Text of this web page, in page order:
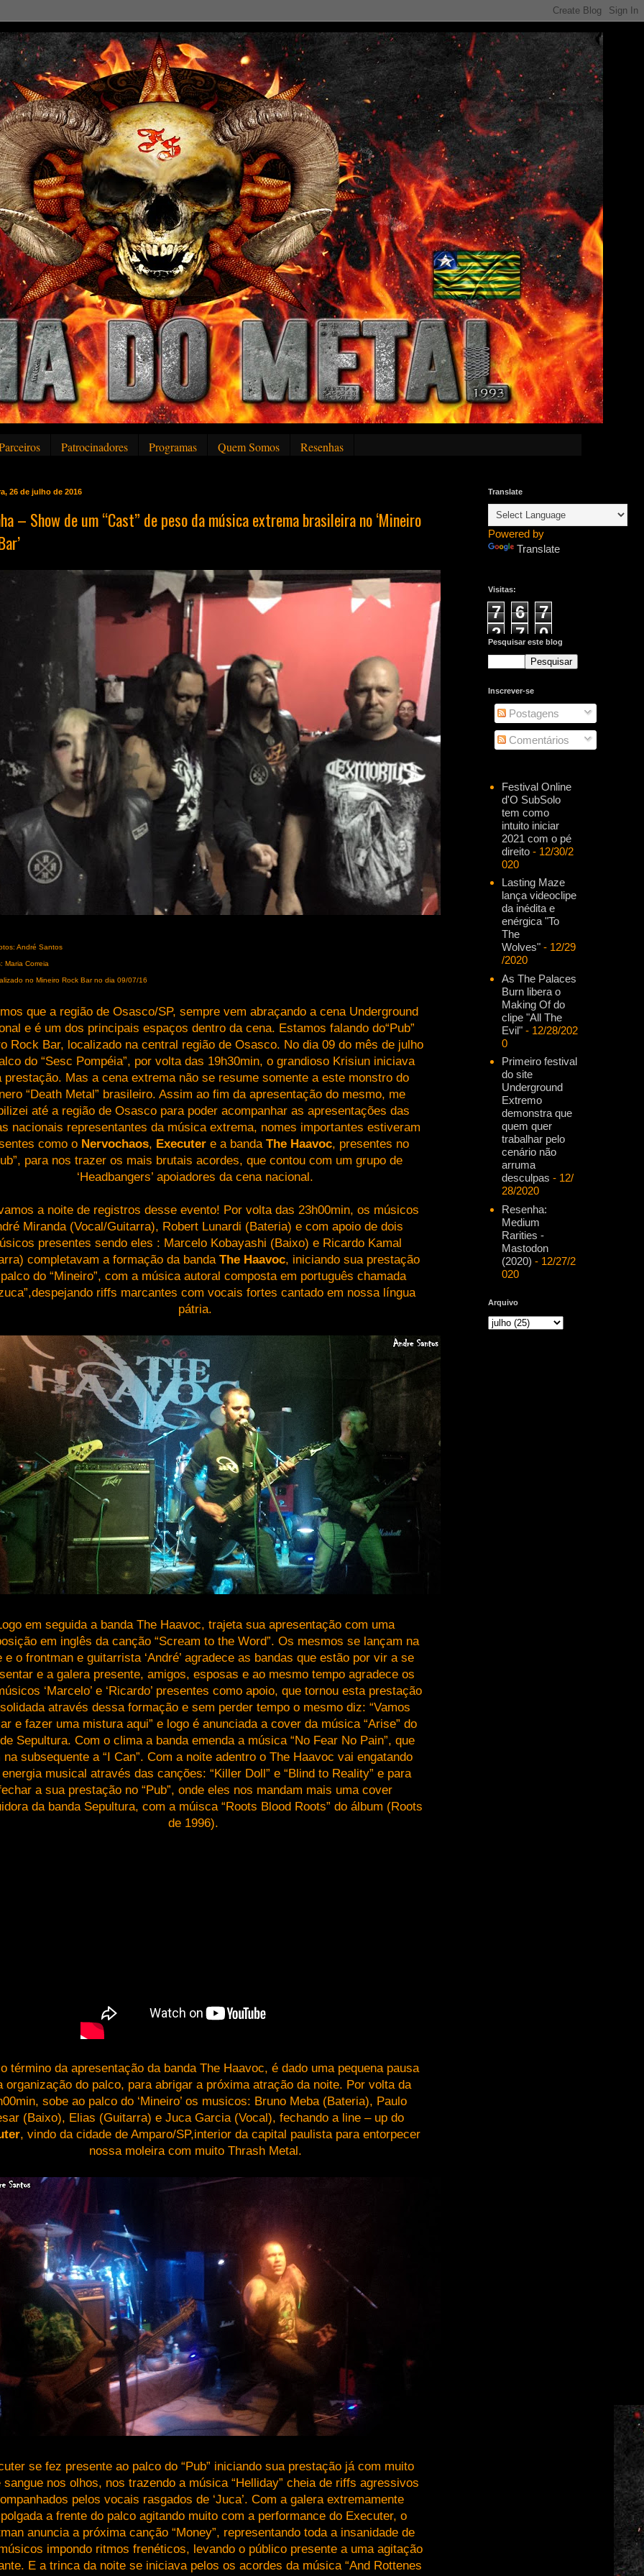
Patrocinadores Programas Quem Somos Resenhas
26 de julho de 2016
– Show de um “Cast” de peso da música extrema brasileira no ‘Mineiro
André Santos
Maria Correia
no Mineiro Rock Bar no dia 09/07/16
que a região de Osasco/SP, sempre vem abraçando a cena Underground
e é um dos principais espaços dentro da cena. Estamos falando do“Pub”
Rock Bar, localizado na central região de Osasco. No dia 09 do mês de julho
do “Sesc Pompéia”, por volta das 19h30min, o grandioso Krisiun iniciava
prestação. Mas a cena extrema não se resume somente a este monstro do
“Death Metal” brasileiro. Assim ao fim da apresentação do mesmo, me
até a região de Osasco para poder acompanhar as apresentações das
nacionais representantes da música extrema, nomes importantes estiveram
como o Nervochaos, Executer e a banda The Haavoc, presentes no
para nos trazer os mais brutais acordes, que contou com um grupo de
‘Headbangers’ apoiadores da cena nacional.
a noite de registros desse evento! Por volta das 23h00min, os músicos
Miranda (Vocal/Guitarra), Robert Lunardi (Bateria) e com apoio de dois
presentes sendo eles : Marcelo Kobayashi (Baixo) e Ricardo Kamal
completavam a formação da banda The Haavoc, iniciando sua prestação
do “Mineiro”, com a música autoral composta em português chamada
riffs marcantes com vocais fortes cantado em nossa língua
pátria.
em seguida a banda The Haavoc, trajeta sua apresentação com uma
em inglês da canção “Scream to the Word”. Os mesmos se lançam na
e o frontman e guitarrista ‘André’ agradece as bandas que estão por vir a se
e a galera presente, amigos, esposas e ao mesmo tempo agradece os
‘Marcelo’ e ‘Ricardo’ presentes como apoio, que tornou esta prestação
através dessa formação e sem perder tempo o mesmo diz: “Vamos
e fazer uma mistura aqui” e logo é anunciada a cover da música “Arise” do
Sepultura. Com o clima a banda emenda a música “No Fear No Pain”, que
na subsequente a “I Can”. Com a noite adentro o The Haavoc vai engatando
musical através das canções: “Killer Doll” e “Blind to Reality” e para
a sua prestação no “Pub”, onde eles nos mandam mais uma cover
da banda Sepultura, com a múisca “Roots Blood Roots” do álbum (Roots
de 1996).
término da apresentação da banda The Haavoc, é dado uma pequena pausa
organização do palco, para abrigar a próxima atração da noite. Por volta da
sobe ao palco do ‘Mineiro’ os musicos: Bruno Meba (Bateria), Paulo
(Baixo), Elias (Guitarra) e Juca Garcia (Vocal), fechando a line – up do
, vindo da cidade de Amparo/SP,interior da capital paulista para entorpecer
nossa moleira com muito Thrash Metal.
se fez presente ao palco do “Pub” iniciando sua prestação já com muito
sangue nos olhos, nos trazendo a música “Helliday” cheia de riffs agressivos
pelos vocais rasgados de ‘Juca’. Com a galera extremamente
a frente do palco agitando muito com a performance do Executer, o
anuncia a próxima canção “Money”, representando toda a insanidade de
impondo ritmos frenéticos, levando o público presente a uma agitação
E a trinca da noite se iniciava pelos os acordes da música “And Rottenes
Translate
Powered by
Translate
Visitas:
7 6
7
2
7 0
Pesquisar este blog
Inscrever-se
Postagens
Comentários
Festival Online
d'O SubSolo
tem como
intuito iniciar
2021 com o pé
direito- 12/30/2
020
Lasting Maze
lança videoclipe
da inédita e
enérgica "To
The
Wolves"- 12/29
/2020
As The Palaces
Burn libera o
Making Of do
clipe "All The
Evil"- 12/28/202
0
Primeiro festival
do site
Underground
Extremo
demonstra que
quem quer
trabalhar pelo
cenário não
arruma
desculpas - 12/
28/2020
Resenha:
Medium
Rarities -
Mastodon
(2020) - 12/27/2
020
Arquivo